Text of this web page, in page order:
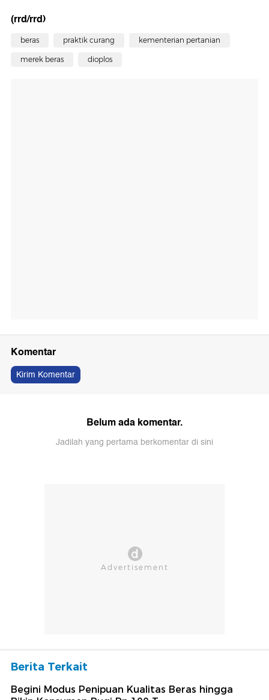
(rrd/rrd)
beras praktik curang kementerian pertanian
merek beras dioplos
Komentar
Kirim Komentar
Belum ada komentar.
Jadilah yang pertama berkomentar di sini
Berita Terkait
Begini Modus Penipuan Kualitas Beras hingga